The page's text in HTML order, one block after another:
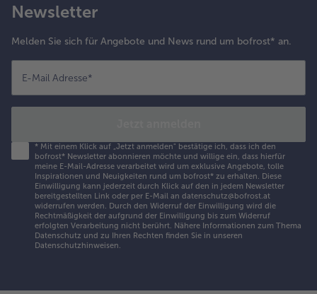
Newsletter
Melden Sie sich für Angebote und News rund um bofrost* an.
E-Mail Adresse*
* Mit einem Klick auf „Jetzt anmelden" bestätige ich, dass ich den
bofrost* Newsletter abonnieren möchte und willige ein, dass hierfür
meine E-Mail-Adresse verarbeitet wird um exklusive Angebote, tolle
Inspirationen und Neuigkeiten rund um bofrost* zu erhalten. Diese
Einwilligung kann jederzeit durch Klick auf den in jedem Newsletter
bereitgestellten Link oder per E-Mail an datenschutz@bofrost.at
widerrufen werden. Durch den Widerruf der Einwilligung wird die
Rechtmäßigkeit der aufgrund der Einwilligung bis zum Widerruf
erfolgten Verarbeitung nicht berührt. Nähere Informationen zum Thema
Datenschutz und zu Ihren Rechten finden Sie in unseren
Datenschutzhinweisen.